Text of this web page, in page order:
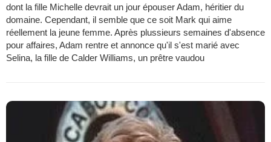
dont la fille Michelle devrait un jour épouser Adam, héritier du
domaine. Cependant, il semble que ce soit Mark qui aime
réellement la jeune femme. Après plussieurs semaines d'absence
pour affaires, Adam rentre et annonce qu'il s'est marié avec
Selina, la fille de Calder Williams, un prêtre vaudou